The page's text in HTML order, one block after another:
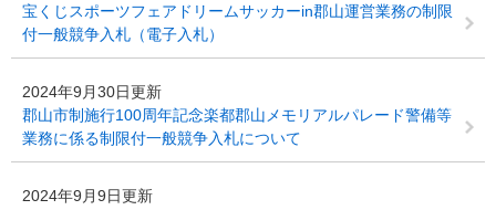
宝くじスポーツフェアドリームサッカーin郡山運営業務の制限
付一般競争入札（電子入札）
2024年9月30日更新
郡山市制施行100周年記念楽都郡山メモリアルパレード警備等
業務に係る制限付一般競争入札について
2024年9月9日更新